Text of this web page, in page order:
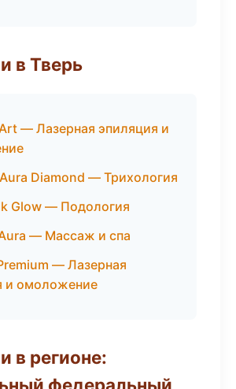
в Тверь
— Лазерная эпиляция и
Diamond — Трихология
Glow — Подология
— Массаж и спа
— Лазерная
и омоложение
в регионе:
федеральный